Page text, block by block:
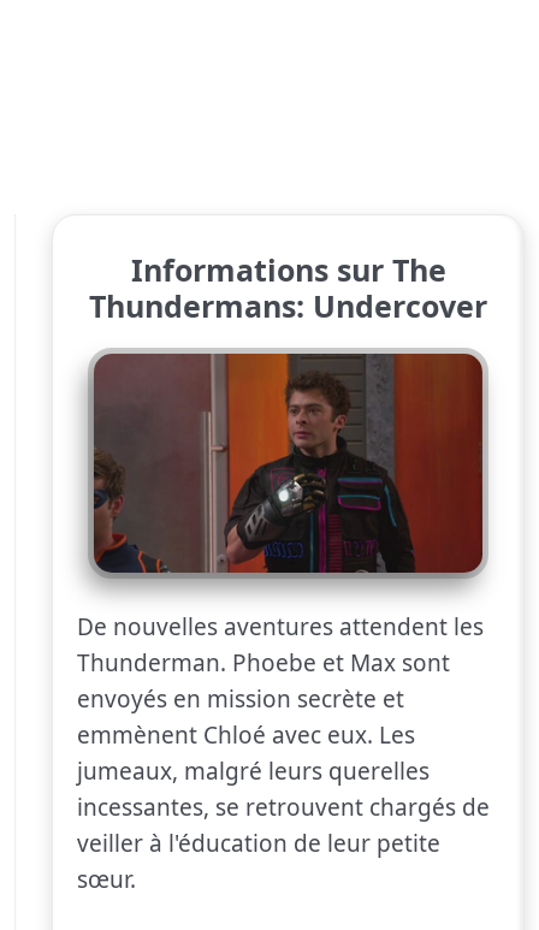
Informations sur The
Thundermans: Undercover
De nouvelles aventures attendent les
Thunderman. Phoebe et Max sont
envoyés en mission secrète et
emmènent Chloé avec eux. Les
jumeaux, malgré leurs querelles
incessantes, se retrouvent chargés de
veiller à l'éducation de leur petite
sœur.